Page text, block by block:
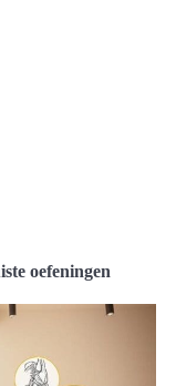
oefeningen